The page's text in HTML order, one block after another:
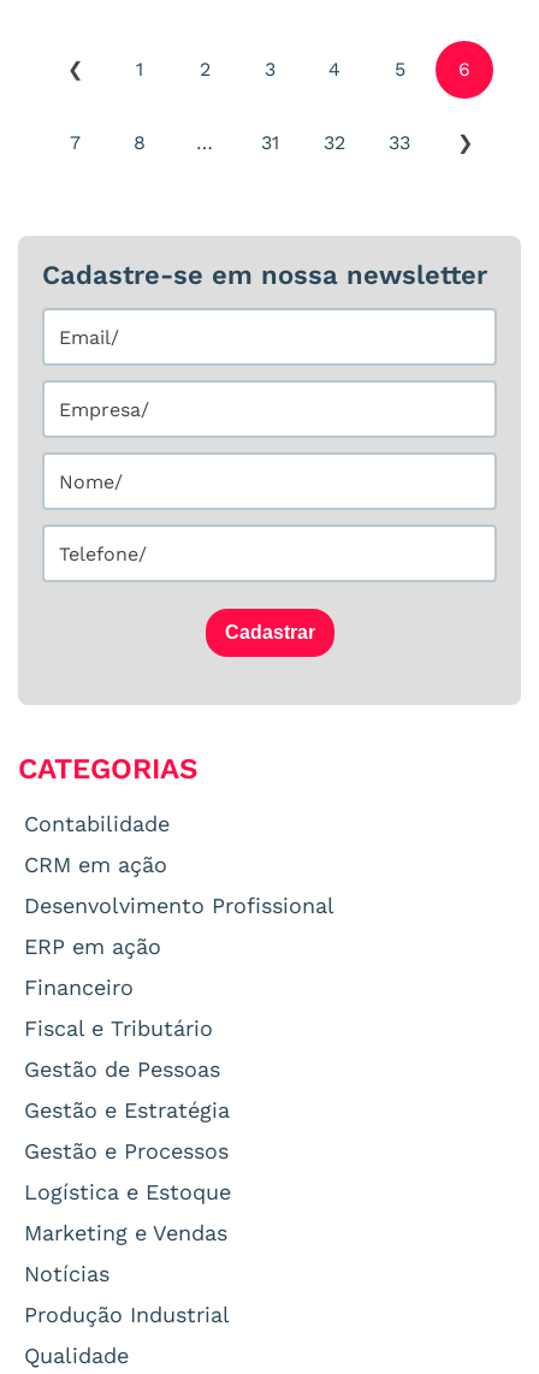
1 2 3 4 5 6
7 8 … 31 32 33
Cadastre-se em nossa newsletter
Cadastrar
CATEGORIAS
Contabilidade
CRM em ação
Desenvolvimento Profissional
ERP em ação
Financeiro
Fiscal e Tributário
Gestão de Pessoas
Gestão e Estratégia
Gestão e Processos
Logística e Estoque
Marketing e Vendas
Notícias
Produção Industrial
Qualidade